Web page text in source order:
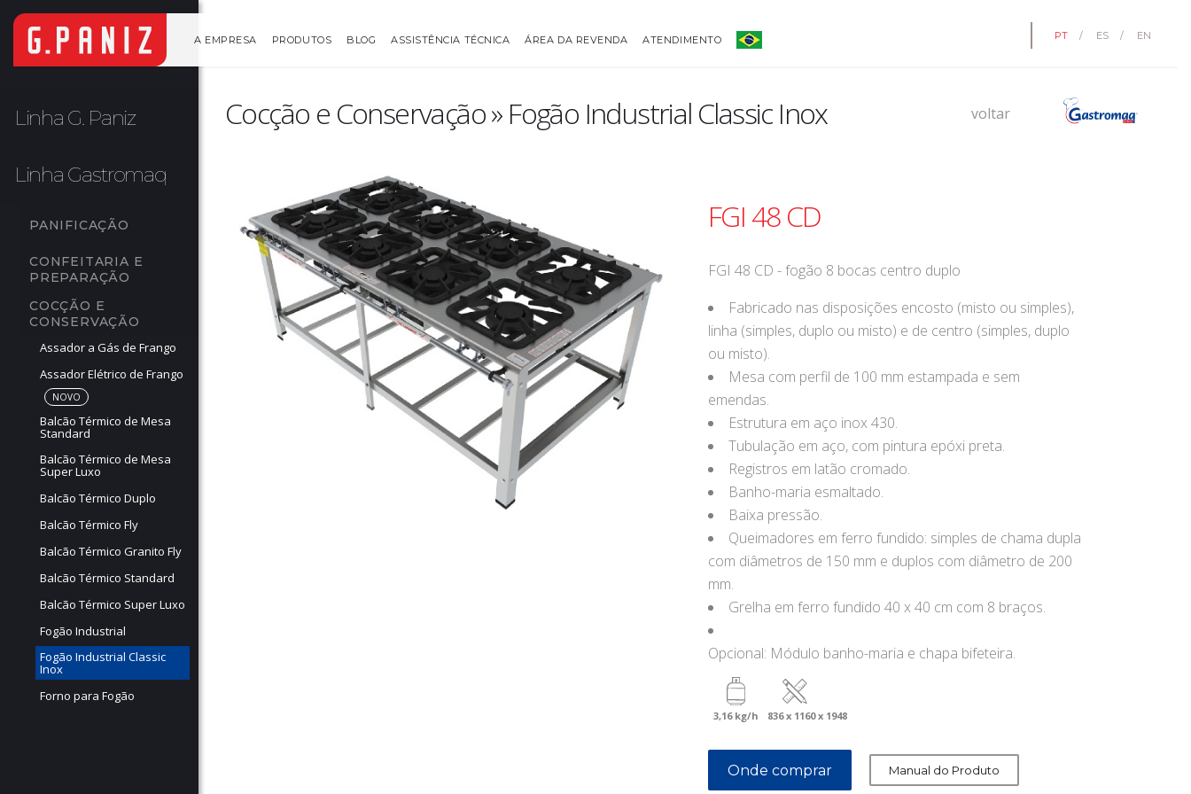
A EMPRESA PRODUTOS BLOG ASSISTÊNCIA TÉCNICA ÁREA DA REVENDA ATENDIMENTO PT / ES / EN
Linha G. Paniz
Linha Gastromaq
PANIFICAÇÃO
CONFEITARIA E
PREPARAÇÃO
COCÇÃO E
CONSERVAÇÃO
Assador a Gás de Frango
Assador Elétrico de Frango
NOVO
Balcão Térmico de Mesa
Standard
Balcão Térmico de Mesa
Super Luxo
Balcão Térmico Duplo
Balcão Térmico Fly
Balcão Térmico Granito Fly
Balcão Térmico Standard
Balcão Térmico Super Luxo
Fogão Industrial
Fogão Industrial Classic
Inox
Forno para Fogão
Cocção e Conservação » Fogão Industrial Classic Inox voltar
FGI 48 CD
FGI 48 CD - fogão 8 bocas centro duplo
Fabricado nas disposições encosto (misto ou simples),
linha (simples, duplo ou misto) e de centro (simples, duplo
ou misto).
Mesa com perfil de 100 mm estampada e sem
emendas.
Estrutura em aço inox 430.
Tubulação em aço, com pintura epóxi preta.
Registros em latão cromado.
Banho-maria esmaltado.
Baixa pressão.
Queimadores em ferro fundido: simples de chama dupla
com diâmetros de 150 mm e duplos com diâmetro de 200
mm.
Grelha em ferro fundido 40 x 40 cm com 8 braços.
Opcional: Módulo banho-maria e chapa bifeteira.
3,16 kg/h 836 x 1160 x 1948
Onde comprar Manual do Produto